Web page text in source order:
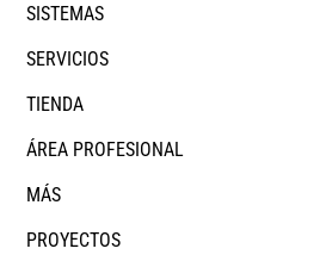
SISTEMAS
SERVICIOS
TIENDA
ÁREA PROFESIONAL
MÁS
PROYECTOS